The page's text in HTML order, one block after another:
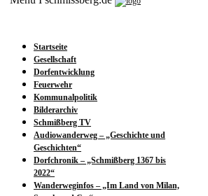
Startseite
Gesellschaft
Dorfentwicklung
Feuerwehr
Kommunalpolitik
Bilderarchiv
Schmißberg TV
Audiowanderweg – „Geschichte und
Geschichten“
Dorfchronik – „Schmißberg 1367 bis
2022“
Wanderweginfos – „Im Land von Milan,